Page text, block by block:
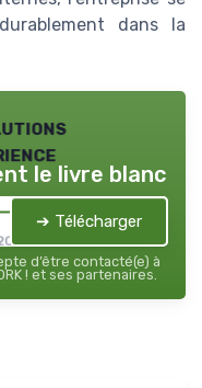
dans la
le livre blanc
➔ Télécharger
d’être contacté(e) à
! et ses partenaires.